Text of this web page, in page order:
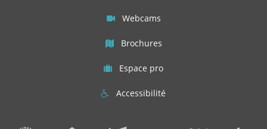
Webcams
Brochures
Espace pro
Accessibilité